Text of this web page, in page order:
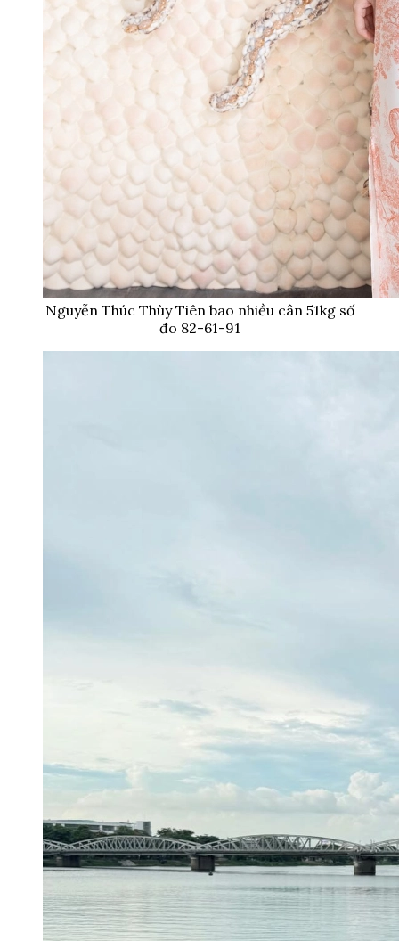
Nguyễn Thúc Thùy Tiên bao nhiều cân 51kg số
đo 82-61-91